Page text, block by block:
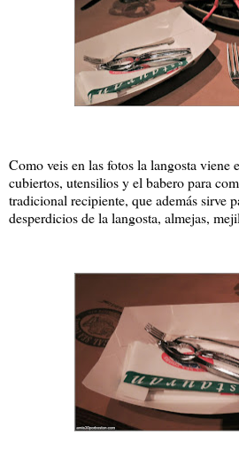
Como veis en las fotos la langosta viene
cubiertos, utensilios y el babero para
tradicional recipiente, que además sirve
desperdicios de la langosta, almejas,